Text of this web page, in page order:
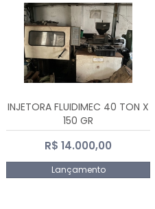
INJETORA FLUIDIMEC 40 TON X
150 GR
R$ 14.000,00
Lançamento